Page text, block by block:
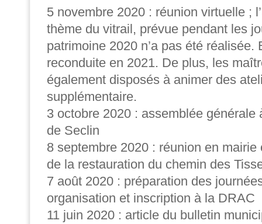
5 novembre 2020 : réunion virtuelle ;
thème du vitrail, prévue pendant les
patrimoine 2020 n’a pas été réalisée.
reconduite en 2021. De plus, les
également disposés à animer des
supplémentaire.
3 octobre 2020 : assemblée générale
de Seclin
8 septembre 2020 : réunion en
de la restauration du chemin des
7 août 2020 : préparation des
organisation et inscription à la DRAC
11 juin 2020 : article du bulletin